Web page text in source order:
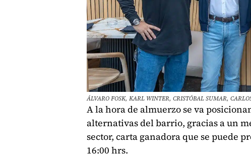
ÁLVARO FOSK, KARL WINTER, CRISTÓBAL SUMAR,
A la hora de almuerzo se va
alternativas del barrio, gracias a un
sector, carta ganadora que se puede
16:00 hrs.